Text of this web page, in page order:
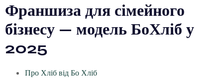
Франшиза для сімейного
бізнесу — модель БоХліб у
2025
Про Хліб від Бо Хліб